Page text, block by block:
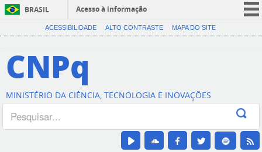
BRASIL
Acesso à informação
CORONAVÍRUS (COVID-19)
Canais
ACESSIBILIDADE ALTO CONTRASTE MAPA DO SITE
CNPq
MINISTÉRIO DA CIÊNCIA, TECNOLOGIA E INOVAÇÕES